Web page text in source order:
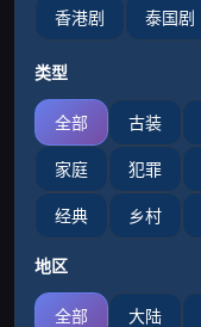
香港剧 泰国剧
类型
全部 古装
家庭 犯罪
经典 乡村
地区
全部 大陆